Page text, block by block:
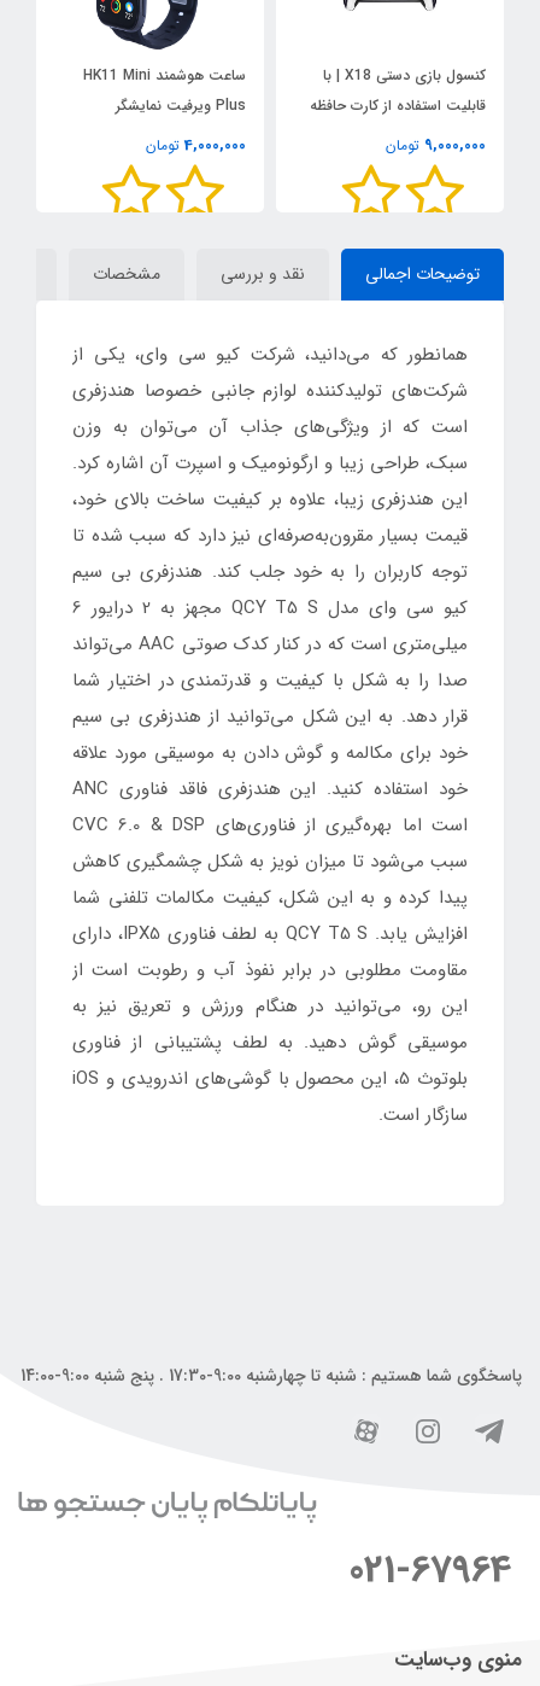
کنسول بازی دستی X18 | با
قابلیت استفاده از کارت حافظه
9,000,000 تومان
ساعت هوشمند HK11 Mini
Plus ویرفیت نمایشگر
AMOLED
4,000,000 تومان
توضیحات اجمالی نقد و بررسی مشخصات
همانطور که می‌دانید، شرکت کیو سی وای، یکی از
شرکت‌های تولیدکننده لوازم جانبی خصوصا هندزفری
است که از ویژگی‌های جذاب آن می‌توان به وزن
سبک، طراحی زیبا و ارگونومیک و اسپرت آن اشاره کرد.
این هندزفری زیبا، علاوه بر کیفیت ساخت بالای خود،
قیمت بسیار مقرون‌به‌صرفه‌ای نیز دارد که سبب شده تا
توجه کاربران را به خود جلب کند. هندزفری بی سیم
کیو سی وای مدل QCY T5 S مجهز به 2 درایور 6
میلی‌متری است که در کنار کدک صوتی AAC می‌تواند
صدا را به شکل با کیفیت و قدرتمندی در اختیار شما
قرار دهد. به این شکل می‌توانید از هندزفری بی سیم
خود برای مکالمه و گوش دادن به موسیقی مورد علاقه
خود استفاده کنید. این هندزفری فاقد فناوری ANC
است اما بهره‌گیری از فناوری‌های CVC 6.0 & DSP
سبب می‌شود تا میزان نویز به شکل چشمگیری کاهش
پیدا کرده و به این شکل، کیفیت مکالمات تلفنی شما
افزایش یابد. QCY T5 S به لطف فناوری IPX5، دارای
مقاومت مطلوبی در برابر نفوذ آب و رطوبت است از
این رو، می‌توانید در هنگام ورزش و تعریق نیز به
موسیقی گوش دهید. به لطف پشتیبانی از فناوری
بلوتوث 5، این محصول با گوشی‌های اندرویدی و iOS
سازگار است.
پاسخگوی شما هستیم : شنبه تا چهارشنبه 9:00-17:30 . پنج شنبه 9:00-14:00
021-67964
منوی وب‌سایت